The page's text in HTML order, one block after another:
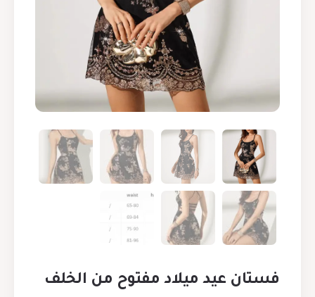
فستان عيد ميلاد مفتوح من الخلف